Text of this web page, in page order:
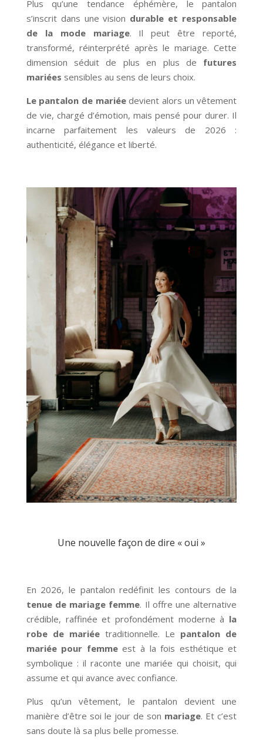
Plus qu’une tendance éphémère, le pantalon
s’inscrit dans une vision durable et responsable
de la mode mariage. Il peut être reporté,
transformé, réinterprété après le mariage. Cette
dimension séduit de plus en plus de futures
mariées sensibles au sens de leurs choix.
Le pantalon de mariéedevient alors un vêtement
de vie, chargé d’émotion, mais pensé pour durer. Il
incarne parfaitement les valeurs de 2026 :
authenticité, élégance et liberté.
Une nouvelle façon de dire « oui »
En 2026, le pantalon redéfinit les contours de la
tenue de mariage femme. Il offre une alternative
crédible, raffinée et profondément moderne à la
robe de mariéetraditionnelle. Le pantalon de
mariée pour femmeest à la fois esthétique et
symbolique : il raconte une mariée qui choisit, qui
assume et qui avance avec confiance.
Plus qu’un vêtement, le pantalon devient une
manière d’être soi le jour de son mariage. Et c’est
sans doute là sa plus belle promesse.